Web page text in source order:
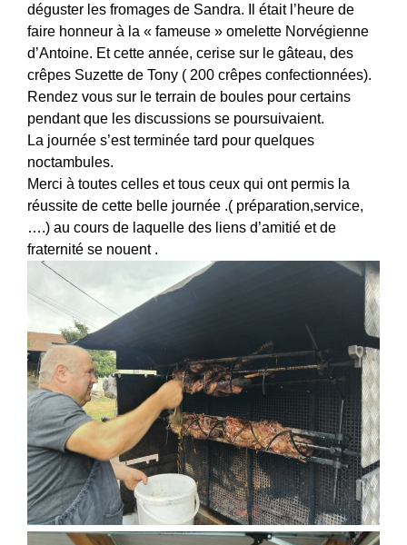
déguster les fromages de Sandra. Il était l’heure de
faire honneur à la « fameuse » omelette Norvégienne
d’Antoine. Et cette année, cerise sur le gâteau, des
crêpes Suzette de Tony ( 200 crêpes confectionnées).
Rendez vous sur le terrain de boules pour certains
pendant que les discussions se poursuivaient.
La journée s’est terminée tard pour quelques
noctambules.
Merci à toutes celles et tous ceux qui ont permis la
réussite de cette belle journée .( préparation,service,
….) au cours de laquelle des liens d’amitié et de
fraternité se nouent .